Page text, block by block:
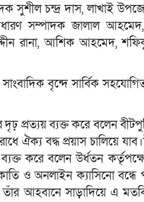
সুশীল চন্দ্র দাস, লাখাই
সম্পাদক জালাল
রানা, আশিক আহমেদ,
বৃন্দে সার্বিক
প্রত্যয় ব্যক্ত করে বলেন
ঐক্য বদ্ধ প্রয়াস চালিয়ে
করে বলেন উর্ধতন
ও অনলাইন ক্যাসিনো
তাঁর আহবানে সাড়াদিয়ে এ